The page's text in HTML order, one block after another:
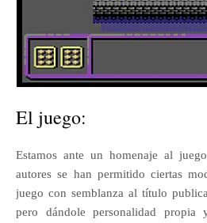
El juego:
Estamos ante un homenaje al
autores se han permitido ciertas
juego con semblanza al título
pero dándole personalidad propia